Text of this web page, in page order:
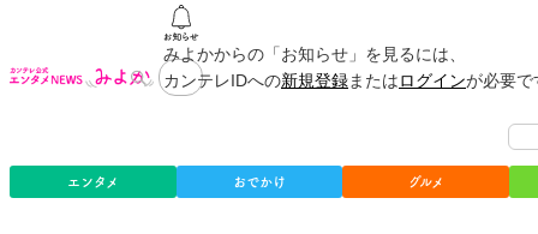
みよかからの「お知らせ」を見るには、
カンテレIDへの新規登録またはログインが必要
エンタメ おでかけ グルメ